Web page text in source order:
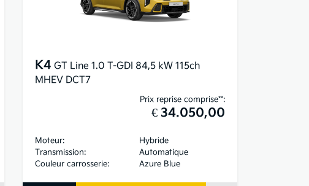
K4 GT Line 1.0 T-GDI 84,5 kW 115ch
MHEV DCT7
Prix reprise comprise**:
€ 34.050,00
Moteur:
Hybride
Transmission:
Automatique
Couleur carrosserie:
Azure Blue